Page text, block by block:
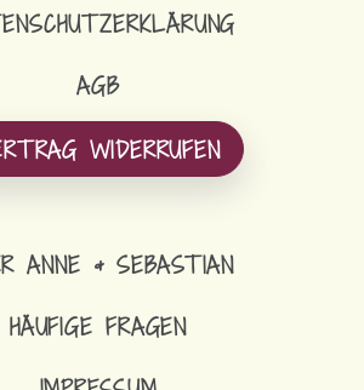
AGB
WIDERRUFEN
ANNE & SEBASTIAN
HÄUFIGE FRAGEN